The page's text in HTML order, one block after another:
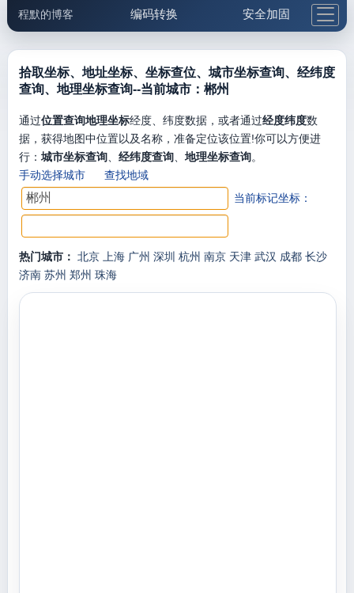
程默的博客 编码转换 安全加固
邮件工具 生活便民 更多工具
5.1支付宝大红包
拾取坐标、地址坐标、坐标查位、城市坐标查询、经纬度
查询、地理坐标查询--当前城市：郴州
通过位置查询地理坐标经度、纬度数据，或者通过经度纬度数
据，获得地图中位置以及名称，准备定位该位置!你可以方便进
行： 城市坐标查询、 经纬度查询、 地理坐标查询。
手动选择城市
查找地域
当前标记坐标：
热门城市： 北京 上海 广州 深圳 杭州 南京 天津 武汉 成都 长沙
济南 苏州 郑州 珠海